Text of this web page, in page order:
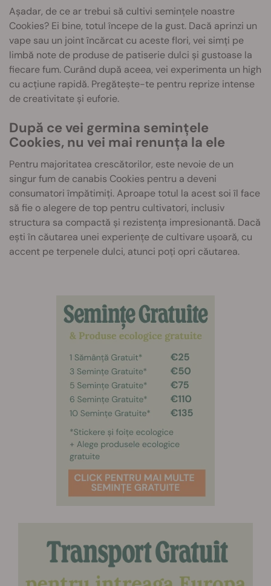
Așadar, de ce ar trebui să cultivi semințele noastre
Cookies? Ei bine, totul începe de la gust. Dacă aprinzi un
vape sau un joint încărcat cu aceste flori, vei simți pe
limbă note de produse de patiserie dulci și gustoase la
fiecare fum. Curând după aceea, vei experimenta un high
cu acțiune rapidă. Pregătește-te pentru reprize intense
de creativitate și euforie.
După ce vei germina semințele
Cookies, nu vei mai renunța la ele
Pentru majoritatea crescătorilor, este nevoie de un
singur fum de canabis Cookies pentru a deveni
consumatori împătimiți. Aproape totul la acest soi îl face
să fie o alegere de top pentru cultivatori, inclusiv
structura sa compactă și rezistența impresionantă. Dacă
ești în căutarea unei experiențe de cultivare ușoară, cu
accent pe terpenele dulci, atunci poți opri căutarea.